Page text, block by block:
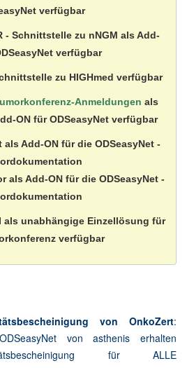
verfügbar
- Schnittstelle zu nNGM als Add-
verfügbar
zu HIGHmed verfügbar
Anmeldungen als
ON für ODSeasyNet verfügbar
Add-ON für die ODSeasyNet -
als Add-ON für die ODSeasyNet -
als unabhängige Einzellösung für
verfügbar
von OnkoZert:
ODSeasyNet von asthenis erhalten
für ALLE